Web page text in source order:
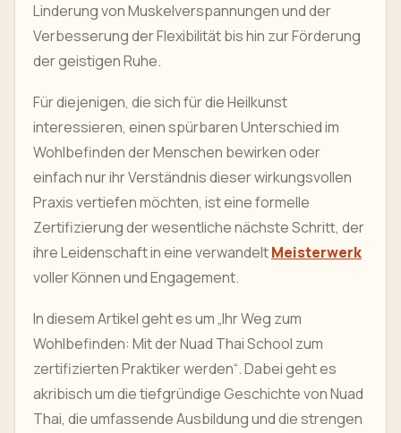
Linderung von Muskelverspannungen und der
Verbesserung der Flexibilität bis hin zur Förderung
der geistigen Ruhe.
Für diejenigen, die sich für die Heilkunst
interessieren, einen spürbaren Unterschied im
Wohlbefinden der Menschen bewirken oder
einfach nur ihr Verständnis dieser wirkungsvollen
Praxis vertiefen möchten, ist eine formelle
Zertifizierung der wesentliche nächste Schritt, der
ihre Leidenschaft in eine verwandeltMeisterwerk
voller Können und Engagement.
In diesem Artikel geht es um „Ihr Weg zum
Wohlbefinden: Mit der Nuad Thai School zum
zertifizierten Praktiker werden“. Dabei geht es
akribisch um die tiefgründige Geschichte von Nuad
Thai, die umfassende Ausbildung und die strengen